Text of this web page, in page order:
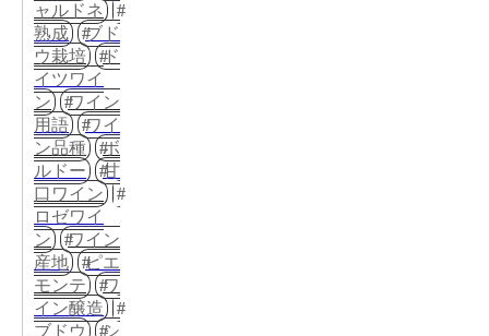
ャルドネ
熟成
ブド
ウ栽培
ド
イツワイ
ン
ワイン
用語
ワイ
ン品種
ボ
ルドー
甘
口ワイン
ロゼワイ
ン
ワイン
産地
ピエ
モンテ
ワ
イン醸造
ブドウ
シ